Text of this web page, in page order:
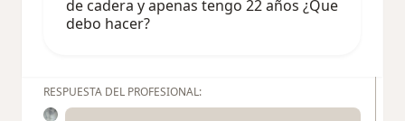
de cadera y apenas tengo 22 años ¿Que
debo hacer?
RESPUESTA DEL PROFESIONAL: